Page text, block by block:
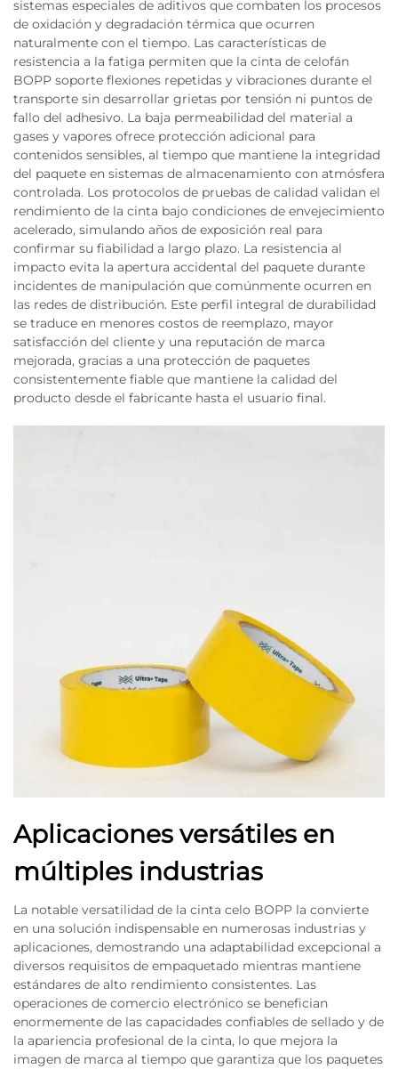
sistemas especiales de aditivos que combaten los procesos
de oxidación y degradación térmica que ocurren
naturalmente con el tiempo. Las características de
resistencia a la fatiga permiten que la cinta de celofán
BOPP soporte flexiones repetidas y vibraciones durante el
transporte sin desarrollar grietas por tensión ni puntos de
fallo del adhesivo. La baja permeabilidad del material a
gases y vapores ofrece protección adicional para
contenidos sensibles, al tiempo que mantiene la integridad
del paquete en sistemas de almacenamiento con atmósfera
controlada. Los protocolos de pruebas de calidad validan el
rendimiento de la cinta bajo condiciones de envejecimiento
acelerado, simulando años de exposición real para
confirmar su fiabilidad a largo plazo. La resistencia al
impacto evita la apertura accidental del paquete durante
incidentes de manipulación que comúnmente ocurren en
las redes de distribución. Este perfil integral de durabilidad
se traduce en menores costos de reemplazo, mayor
satisfacción del cliente y una reputación de marca
mejorada, gracias a una protección de paquetes
consistentemente fiable que mantiene la calidad del
producto desde el fabricante hasta el usuario final.
Aplicaciones versátiles en
múltiples industrias
La notable versatilidad de la cinta celo BOPP la convierte
en una solución indispensable en numerosas industrias y
aplicaciones, demostrando una adaptabilidad excepcional a
diversos requisitos de empaquetado mientras mantiene
estándares de alto rendimiento consistentes. Las
operaciones de comercio electrónico se benefician
enormemente de las capacidades confiables de sellado y de
la apariencia profesional de la cinta, lo que mejora la
imagen de marca al tiempo que garantiza que los paquetes